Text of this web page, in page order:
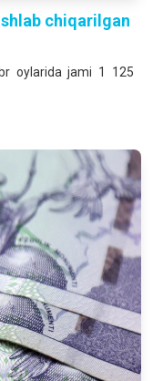
chiqarilgan
oylarida jami 1 125